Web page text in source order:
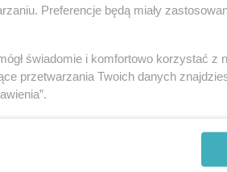
do lekarza
QUIZ
Preferencje będą miały
świadomie i komfortowo korzystać z
przetwarzania Twoich danych